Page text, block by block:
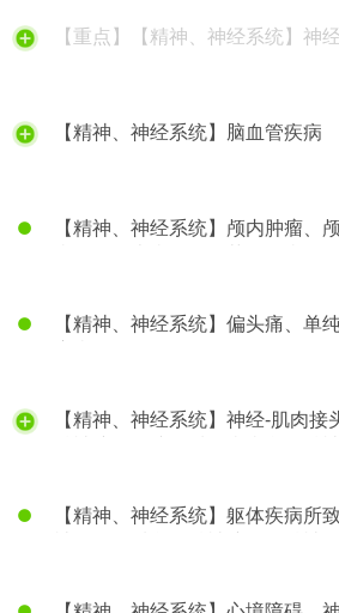
【重点】【精神、神经系统】神
【精神、神经系统】脑血管疾病
【精神、神经系统】颅内肿瘤、
【精神、神经系统】偏头痛、单
【精神、神经系统】神经-肌肉接
【精神、神经系统】躯体疾病所